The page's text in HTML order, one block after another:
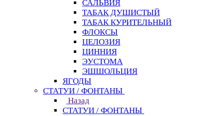
САЛЬВИЯ
ТАБАК ДУШИСТЫЙ
ТАБАК КУРИТЕЛЬНЫЙ
ФЛОКСЫ
ЦЕЛОЗИЯ
ЦИННИЯ
ЭУСТОМА
ЭШШОЛЬЦИЯ
ЯГОДЫ
СТАТУИ / ФОНТАНЫ
Назад
СТАТУИ / ФОНТАНЫ